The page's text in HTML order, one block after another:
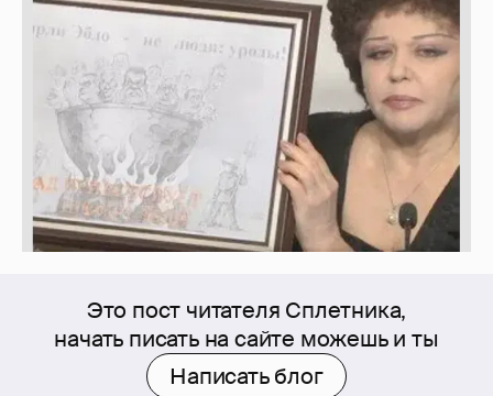
Это пост читателя Сплетника,
начать писать на сайте можешь и ты
Написать блог